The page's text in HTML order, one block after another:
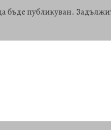
бъде публикуван.